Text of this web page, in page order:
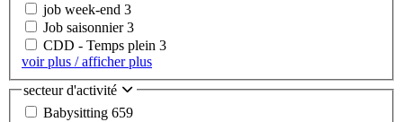
job week-end 3
Job saisonnier3
CDD - Temps plein 3
voir plus / afficher plus
secteur d'activité
Babysitting 659